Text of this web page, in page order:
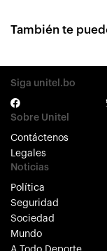
También te
Siga unitel.bo
Sobre Unitel
Contáctenos
Legales
Noticias
Política
Seguridad
Sociedad
Mundo